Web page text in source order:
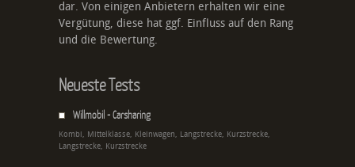
dar. Von einigen Anbietern erhalten wir eine
Vergütung, diese hat ggf. Einfluss auf den Rang
und die Bewertung.
Neueste Tests
Willmobil - Carsharing
Kombi, Mittelklasse, Kleinwagen, Langstrecke, Kurzstrecke,
Langstrecke, Kurzstrecke